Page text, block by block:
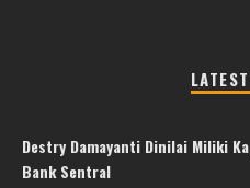
Destry Damayanti Dinilai Miliki
Bank Sentral